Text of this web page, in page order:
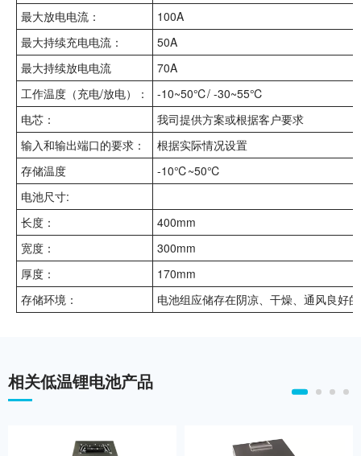
最大放电电流：
100A
最大持续充电电流：
50A
最大持续放电电流
70A
工作温度（充电/放电）：
-10~50℃/ -30~55℃
电芯：
我司提供方案或根据客户要求
输入和输出端口的要求：
根据实际情况设置
存储温度
-10℃~50℃
电池尺寸:
长度：
400mm
宽度：
300mm
厚度：
170mm
存储环境：
电池组应储存在阴凉、干燥、通风良好
相关低温锂电池产品